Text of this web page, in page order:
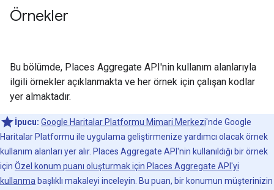
Örnekler
Bu bölümde, Places Aggregate API'nin kullanım alanlarıyla
ilgili örnekler açıklanmakta ve her örnek için çalışan kodlar
yer almaktadır.
İpucu: Google Haritalar Platformu Mimari Merkezi'nde Google
Haritalar Platformu ile uygulama geliştirmenize yardımcı olacak örnek
kullanım alanları yer alır. Places Aggregate API'nin kullanıldığı bir örnek
için Özel konum puanı oluşturmak için Places Aggregate API'yi
kullanma başlıklı makaleyi inceleyin. Bu puan, bir konumun müşterinizin